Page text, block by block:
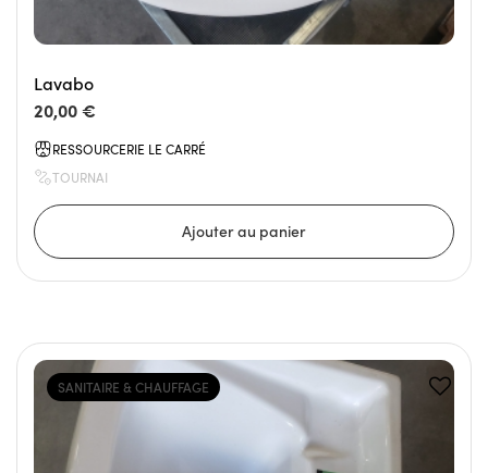
Lavabo
20,00 €
RESSOURCERIE LE CARRÉ
TOURNAI
SANITAIRE & CHAUFFAGE